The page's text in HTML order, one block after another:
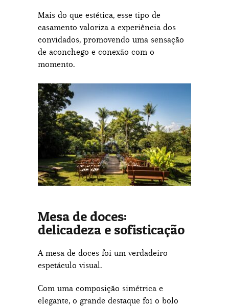
Mais do que estética, esse tipo de
casamento valoriza a experiência dos
convidados, promovendo uma sensação
de aconchego e conexão com o
momento.
Mesa de doces:
delicadeza e sofisticação
A mesa de doces foi um verdadeiro
espetáculo visual.
Com uma composição simétrica e
elegante, o grande destaque foi o bolo